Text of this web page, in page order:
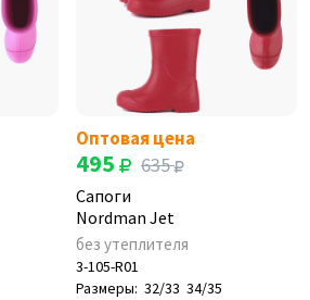
Оптовая цена
495 635
Сапоги
Nordman Jet
без утеплителя
3-105-R01
Размеры: 32/33 34/35